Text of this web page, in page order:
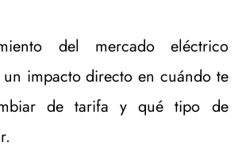
del mercado eléctrico
impacto directo en cuándo te
de tarifa y qué tipo de